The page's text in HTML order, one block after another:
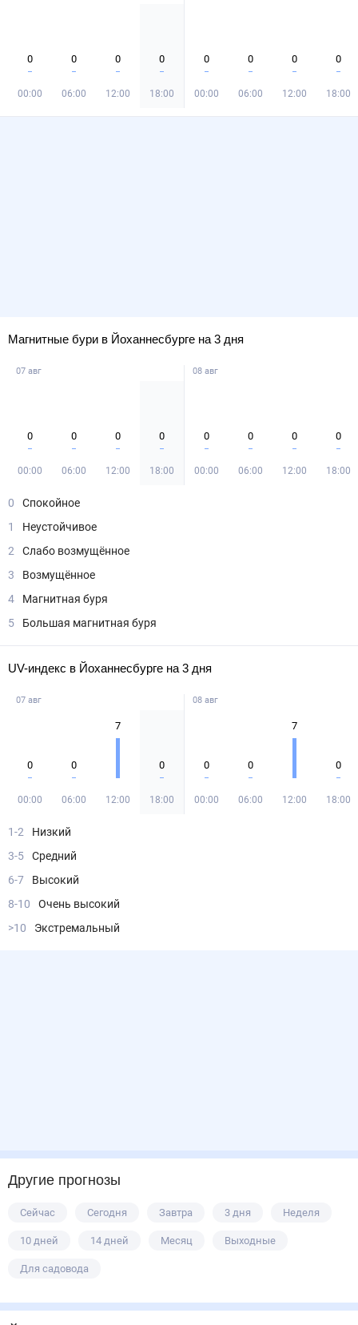
0
00:00
0
06:00
0
12:00
0
18:00
0
00:00
0
06:00
0
12:00
0
18:00
Магнитные бури в Йоханнесбурге на 3 дня
07 авг
0
00:00
0
06:00
0
12:00
0
18:00
08 авг
0
00:00
0
06:00
0
12:00
0
18:00
0
Спокойное
1
Неустойчивое
2
Слабо возмущённое
3
Возмущённое
4
Магнитная буря
5
Большая магнитная буря
UV-индекс в Йоханнесбурге на 3 дня
07 авг
0
00:00
0
06:00
7
12:00
0
18:00
08 авг
0
00:00
0
06:00
7
12:00
0
18:00
1-2
Низкий
3-5
Средний
6-7
Высокий
8-10
Очень высокий
>10
Экстремальный
Другие прогнозы
Сейчас Сегодня Завтра 3 дня Неделя
10 дней 14 дней Месяц Выходные
Для садовода